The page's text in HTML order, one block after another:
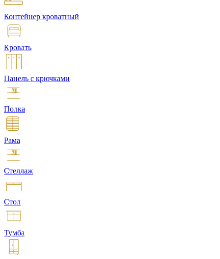
Контейнер кроватный
Кровать
Панель с крючками
Полка
Рама
Стеллаж
Стол
Тумба